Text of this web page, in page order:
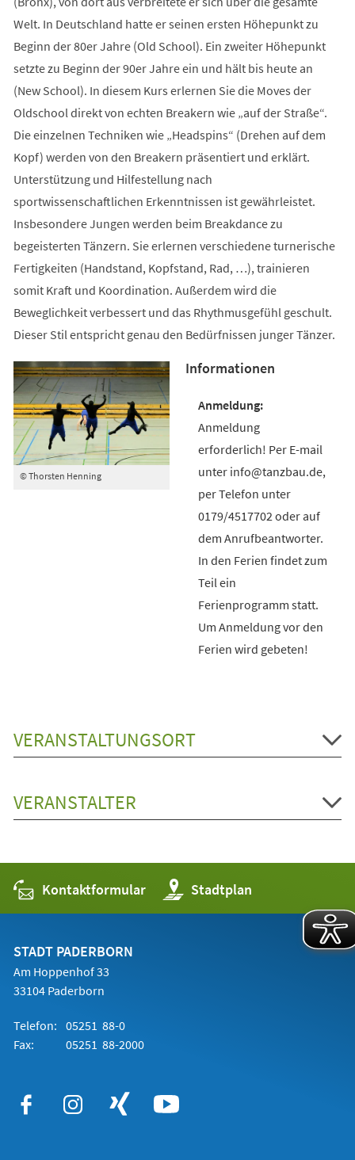
Welt. In Deutschland hatte er seinen ersten Höhepunkt zu
Beginn der 80er Jahre (Old School). Ein zweiter Höhepunkt
setzte zu Beginn der 90er Jahre ein und hält bis heute an
(New School). In diesem Kurs erlernen Sie die Moves der
Oldschool direkt von echten Breakern wie „auf der Straße“.
Die einzelnen Techniken wie „Headspins“ (Drehen auf dem
Kopf) werden von den Breakern präsentiert und erklärt.
Unterstützung und Hilfestellung nach
sportwissenschaftlichen Erkenntnissen ist gewährleistet.
Insbesondere Jungen werden beim Breakdance zu
begeisterten Tänzern. Sie erlernen verschiedene turnerische
Fertigkeiten (Handstand, Kopfstand, Rad, …), trainieren
somit Kraft und Koordination. Außerdem wird die
Beweglichkeit verbessert und das Rhythmusgefühl geschult.
Dieser Stil entspricht genau den Bedürfnissen junger Tänzer.
© Thorsten Henning
Informationen
Anmeldung
erforderlich! Per E-mail
unter info@tanzbau.de,
per Telefon unter
0179/4517702 oder auf
dem Anrufbeantworter.
In den Ferien findet zum
Teil ein
Ferienprogramm statt.
Um Anmeldung vor den
Ferien wird gebeten!
VERANSTALTUNGSORT
VERANSTALTER
Kontaktformular Stadtplan
(Öffnet
in
einem
STADT PADERBORN
Am Hoppenhof 33
33104 Paderborn
Telefon: 05251 88-0
Fax:
05251 88-2000